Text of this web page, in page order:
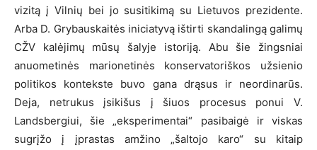
vizitą į Vilnių bei jo susitikimą su Lietuvos prezidente.
Arba D. Grybauskaitės iniciatyvą ištirti skandalingą galimų
CŽV kalėjimų mūsų šalyje istoriją. Abu šie žingsniai
anuometinės marionetinės konservatoriškos užsienio
politikos kontekste buvo gana drąsus ir neordinarūs.
Deja, netrukus įsikišus į šiuos procesus ponui V.
Landsbergiui, šie „eksperimentai“ pasibaigė ir viskas
sugrįžo į įprastas amžino „šaltojo karo“ su kitaip